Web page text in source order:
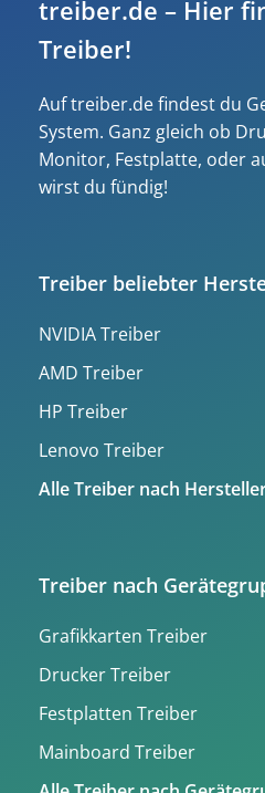
treiber.de – Hier
Treiber!
Auf treiber.de findest du
System. Ganz gleich ob
Monitor, Festplatte, oder
wirst du fündig!
Treiber beliebter
NVIDIA Treiber
AMD Treiber
HP Treiber
Lenovo Treiber
Alle Treiber nach
Treiber nach
Grafikkarten Treiber
Drucker Treiber
Festplatten Treiber
Mainboard Treiber